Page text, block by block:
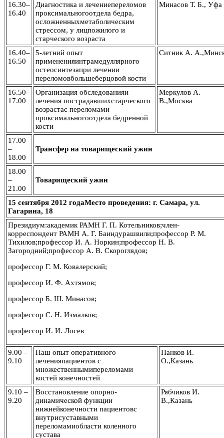
16.30–
16.40
Диагностика и лечениепереломов
проксимальногоотдела бедра,
осложненныхметаболическим
стрессом, у лицпожилого и
старческого возраста
Минасов Т. Б., Уфа
16.40–
16.50
5-летний опыт
примененияинтрамедуллярного
остеосинтезапри лечении
переломовбольшеберцовой кости
Ситник А.
16.50–
17.00
Организация обследованияи
лечения пострадавшихстарческого
возрастас переломами
проксимальногоотдела бедренной
кости
Меркулов А.
В.,Москва
17.00
–
18.00
Трансфер на товарищеский ужин
18.00
–
21.00
Товарищеский ужин
15 сентября 2012 годаМесто проведения: г. Самара, ул.
Гагарина, 18
Президиум:академик РАМН Г. П. Котельников;член-
корреспондент РАМН А. Г. Баиндурашвили;профессор Р. М.
Тихилов;профессор И. А. Норкин;профессор Н. В.
Загородний;профессор А. В. Скороглядов;
профессор Г. М. Ковалерский;
профессор И. Ф. Ахтямов;
профессор Б. Ш. Минасов;
профессор С. Н. Измалков;
профессор И. И. Лосев
9.00 –
9.10
Наш опыт оперативного
леченияпациентов с
множественнымипереломами
костей конечностей
Панков И.
О.,Казань
9.10 –
9.20
Восстановление опорно-
динамической функции
нижнейконечности пациентовс
внутрисуставными
переломамиобласти коленного
сустава
Рябчиков И.
В.,Казань